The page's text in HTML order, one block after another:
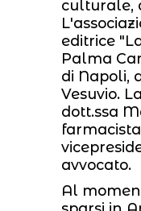
culturale,
editrice
Palma
di Napoli,
Vesuvio.
dott.ssa
avvocato.
Al